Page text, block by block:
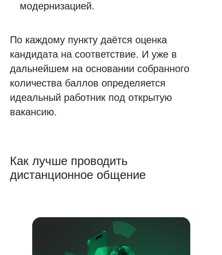
модернизацией.
По каждому пункту даётся оценка
кандидата на соответствие. И уже в
дальнейшем на основании собранного
количества баллов определяется
идеальный работник под открытую
вакансию.
Как лучше проводить
дистанционное общение